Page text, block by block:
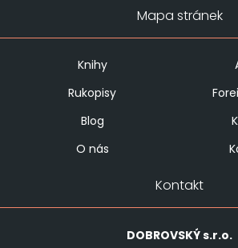
Mapa stránek
Knihy
Rukopisy
Blog
O nás
Kontakt
DOBROVSKÝs.r.o.